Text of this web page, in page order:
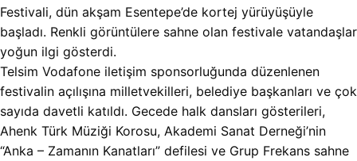
Festivali, dün akşam Esentepe’de kortej yürüyüşüyle
başladı. Renkli görüntülere sahne olan festivale vatandaşlar
yoğun ilgi gösterdi.
Telsim Vodafone iletişim sponsorluğunda düzenlenen
festivalin açılışına milletvekilleri, belediye başkanları ve çok
sayıda davetli katıldı. Gecede halk dansları gösterileri,
Ahenk Türk Müziği Korosu, Akademi Sanat Derneği’nin
“Anka – Zamanın Kanatları” defilesi ve Grup Frekans sahne